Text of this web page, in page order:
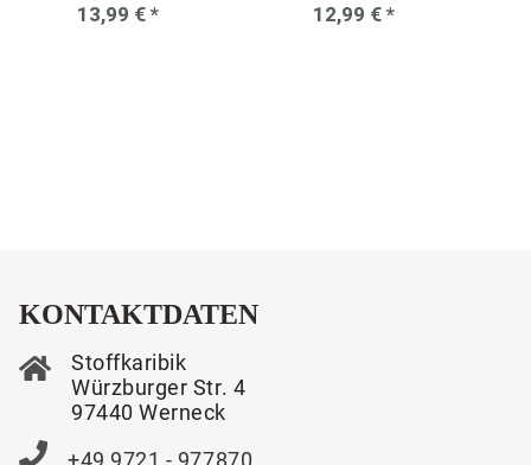
13,99 € * 12,99 € *
KONTAKTDATEN
Stoffkaribik
Würzburger Str. 4
97440 Werneck
+49 9721 - 977870